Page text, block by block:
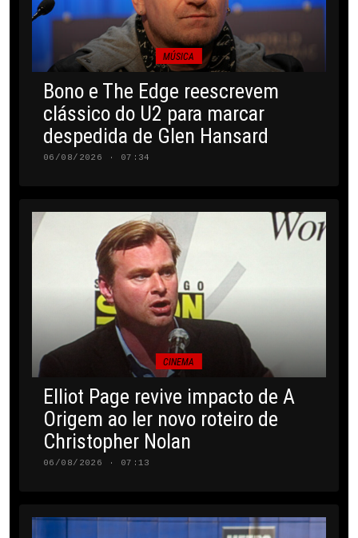
MÚSICA
Bono e The Edge reescrevem
clássico do U2 para marcar
despedida de Glen Hansard
06/08/2026 · 07:34
CINEMA
Elliot Page revive impacto de A
Origem ao ler novo roteiro de
Christopher Nolan
06/08/2026 · 07:13